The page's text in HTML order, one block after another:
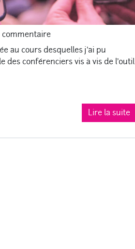
commentaire
au cours desquelles j’ai pu
des conférenciers vis à vis de l’outil
Lire la suite